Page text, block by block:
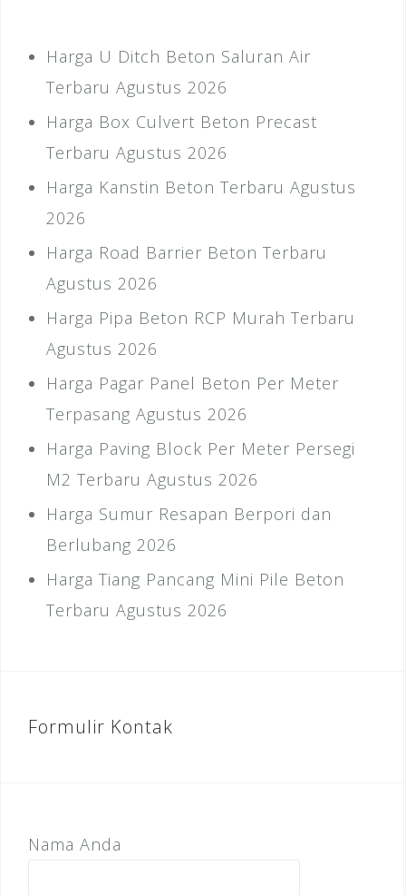
Harga U Ditch Beton Saluran Air
Terbaru Agustus 2026
Harga Box Culvert Beton Precast
Terbaru Agustus 2026
Harga Kanstin Beton Terbaru Agustus
2026
Harga Road Barrier Beton Terbaru
Agustus 2026
Harga Pipa Beton RCP Murah Terbaru
Agustus 2026
Harga Pagar Panel Beton Per Meter
Terpasang Agustus 2026
Harga Paving Block Per Meter Persegi
M2 Terbaru Agustus 2026
Harga Sumur Resapan Berpori dan
Berlubang 2026
Harga Tiang Pancang Mini Pile Beton
Terbaru Agustus 2026
Formulir Kontak
Nama Anda